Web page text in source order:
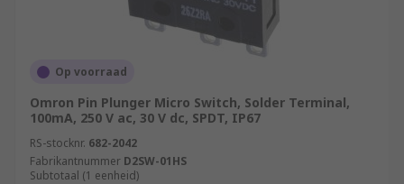
Op voorraad
Omron Pin Plunger Micro Switch, Solder Terminal,
100mA, 250 V ac, 30 V dc, SPDT, IP67
RS-stocknr. 682-2042
Fabrikantnummer D2SW-01HS
Subtotaal (1 eenheid)